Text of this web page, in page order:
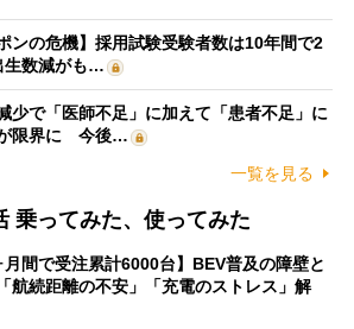
ンの危機】採用試験受験者数は10年間で2
数減がも…
少で「医師不足」に加えて「患者不足」に
が限界に 今後…
一覧を見る
乗ってみた、使ってみた
月間で受注累計6000台】BEV普及の障壁と
航続距離の不安」「充電のストレス」解